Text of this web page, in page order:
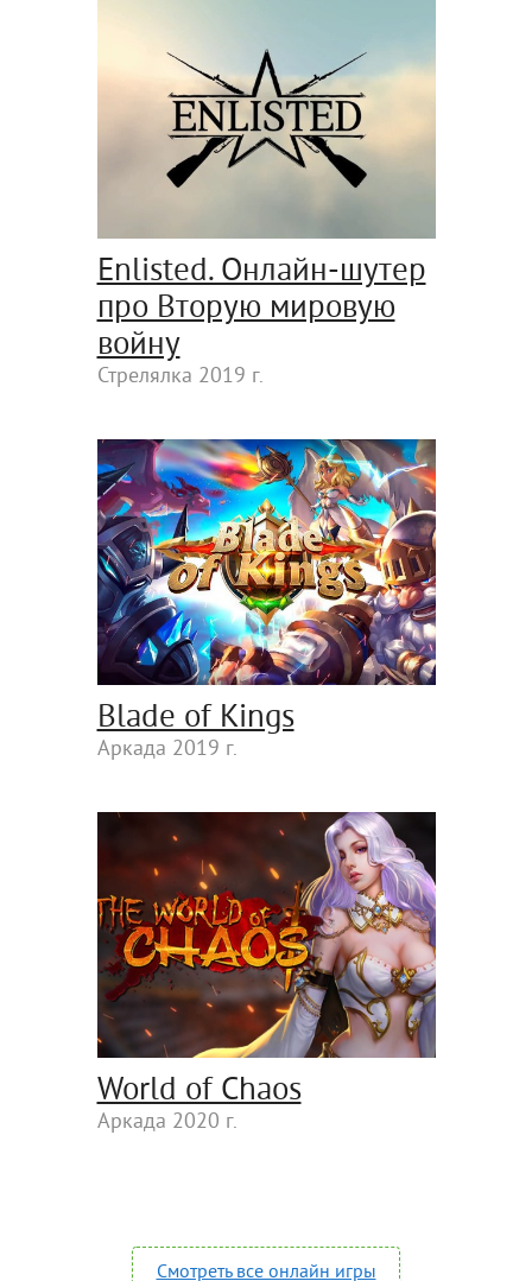
Enlisted. Онлайн-шутер
про Вторую мировую
войну
Стрелялка 2019 г.
Blade of Kings
Аркада 2019 г.
World of Chaos
Аркада 2020 г.
Смотреть все онлайн игры